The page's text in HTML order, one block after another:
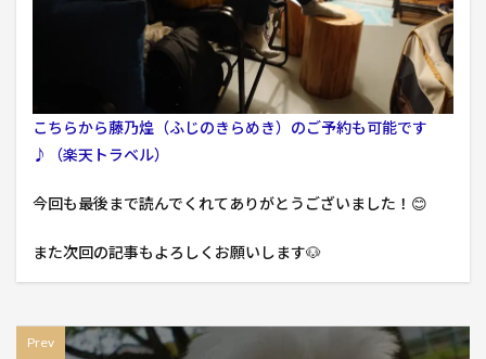
こちらから藤乃煌（ふじのきらめき）のご予約も可能です
♪（楽天トラベル）
今回も最後まで読んでくれてありがとうございました！😊
また次回の記事もよろしくお願いします🐶
Prev